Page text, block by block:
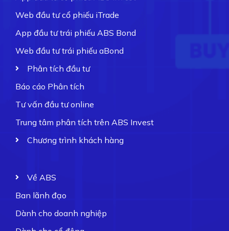
Web đầu tư cổ phiếu iTrade
App đầu tư trái phiếu ABS Bond
Web đầu tư trái phiếu aBond
Phân tích đầu tư
Báo cáo Phân tích
Tư vấn đầu tư online
Trung tâm phân tích trên ABS Invest
Chương trình khách hàng
Về ABS
Ban lãnh đạo
Dành cho doanh nghiệp